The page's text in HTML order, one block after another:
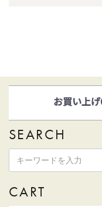
ゆうパックとヤ
お買い上
SEARCH
CART